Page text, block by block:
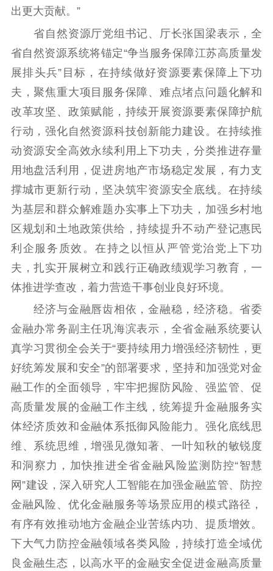
出更大贡献。”
省自然资源厅党组书记、厅长张国梁表示，全
省自然资源系统将锚定“争当服务保障江苏高质量发
展排头兵”目标，在持续做好资源要素保障上下功
夫，聚焦重大项目服务保障、难点堵点问题化解和
改革攻坚、政策赋能，持续开展资源要素保障护航
行动，强化自然资源科技创新能力建设。在持续推
动资源安全高效永续利用上下功夫，分类推进存量
用地盘活利用，促进房地产市场稳定发展，有力支
撑城市更新行动，坚决筑牢资源安全底线。在持续
为基层和群众解难题办实事上下功夫，加强乡村地
区规划和土地政策供给，持续提升不动产登记惠民
利企服务质效。在持之以恒从严管党治党上下功
夫，扎实开展树立和践行正确政绩观学习教育，一
体推进学查改，着力营造干事创业良好环境。
经济与金融唇齿相依，金融稳，经济稳。省委
金融办常务副主任巩海滨表示，全省金融系统要认
真学习贯彻全会关于“要持续用力增强经济韧性，更
好统筹发展和安全”的部署要求，坚持和加强党对金
融工作的全面领导，牢牢把握防风险、强监管、促
高质量发展的金融工作主线，统筹提升金融服务实
体经济质效和金融体系抵御风险能力。强化底线思
维、系统思维，增强见微知著、一叶知秋的敏锐度
和洞察力，加快推进全省金融风险监测防控“智慧
网”建设，深入研究人工智能在加强金融监管、防控
金融风险、优化金融服务等场景应用的模式路径，
有序有效推动地方金融企业苦练内功、提质增效。
下大气力防控金融领域各类风险，持续打造全域优
良金融生态，以高水平的金融安全促进金融高质量